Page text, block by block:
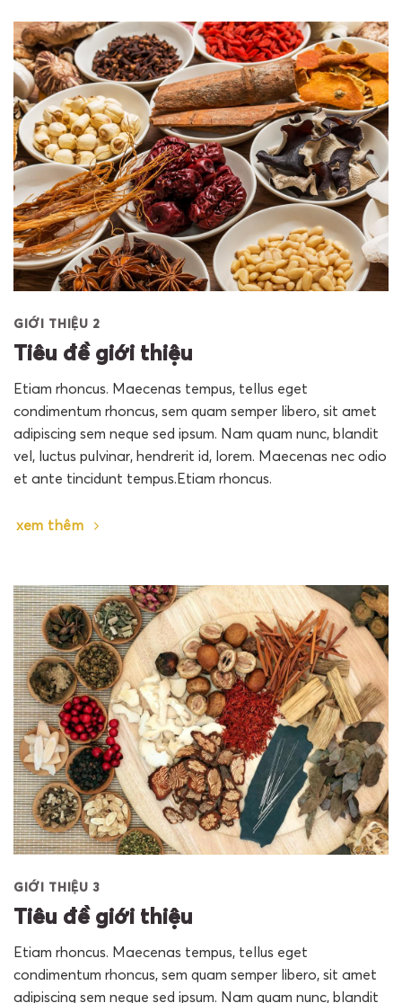
GIỚI THIỆU 2
Tiêu đề giới thiệu
Etiam rhoncus. Maecenas tempus, tellus eget
condimentum rhoncus, sem quam semper libero, sit amet
adipiscing sem neque sed ipsum. Nam quam nunc, blandit
vel, luctus pulvinar, hendrerit id, lorem. Maecenas nec odio
et ante tincidunt tempus.Etiam rhoncus.
xem thêm
GIỚI THIỆU 3
Tiêu đề giới thiệu
Etiam rhoncus. Maecenas tempus, tellus eget
condimentum rhoncus, sem quam semper libero, sit amet
adipiscing sem neque sed ipsum. Nam quam nunc, blandit